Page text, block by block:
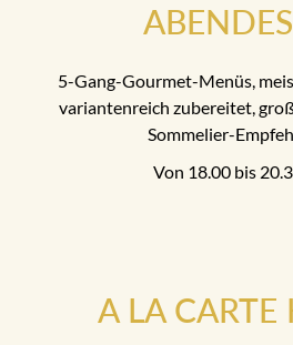
5-Gang-Gourmet-Menüs,
variantenreich zubereitet,
Sommelier-
Von 18.00 bis
A LA CARTE